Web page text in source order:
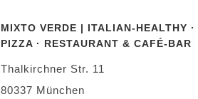
MIXTO VERDE | ITALIAN-HEALTHY ·
PIZZA · RESTAURANT & CAFÉ-BAR
Thalkirchner Str. 11
80337 München